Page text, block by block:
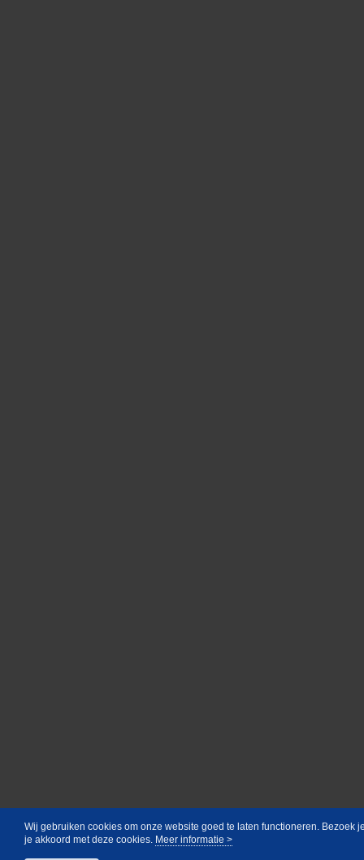
Wij gebruiken cookies om onze website goed te laten functioneren. Bezoek
je akkoord met deze cookies. Meer informatie >